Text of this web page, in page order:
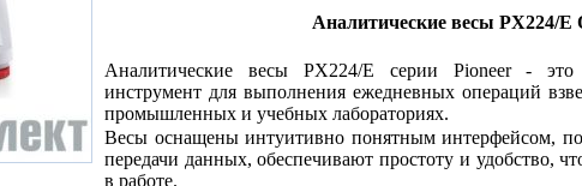
Аналитические весы PX224/E
Аналитические весы PX224/E серии Pioneer - это
инструмент для выполнения ежедневных операций
промышленных и учебных лабораториях.
Весы оснащены интуитивно понятным интерфейсом,
передачи данных, обеспечивают простоту и удобство,
в работе.